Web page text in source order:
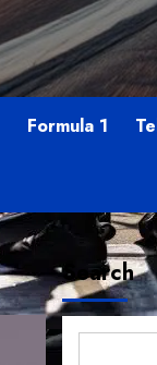
Formula 1
Search